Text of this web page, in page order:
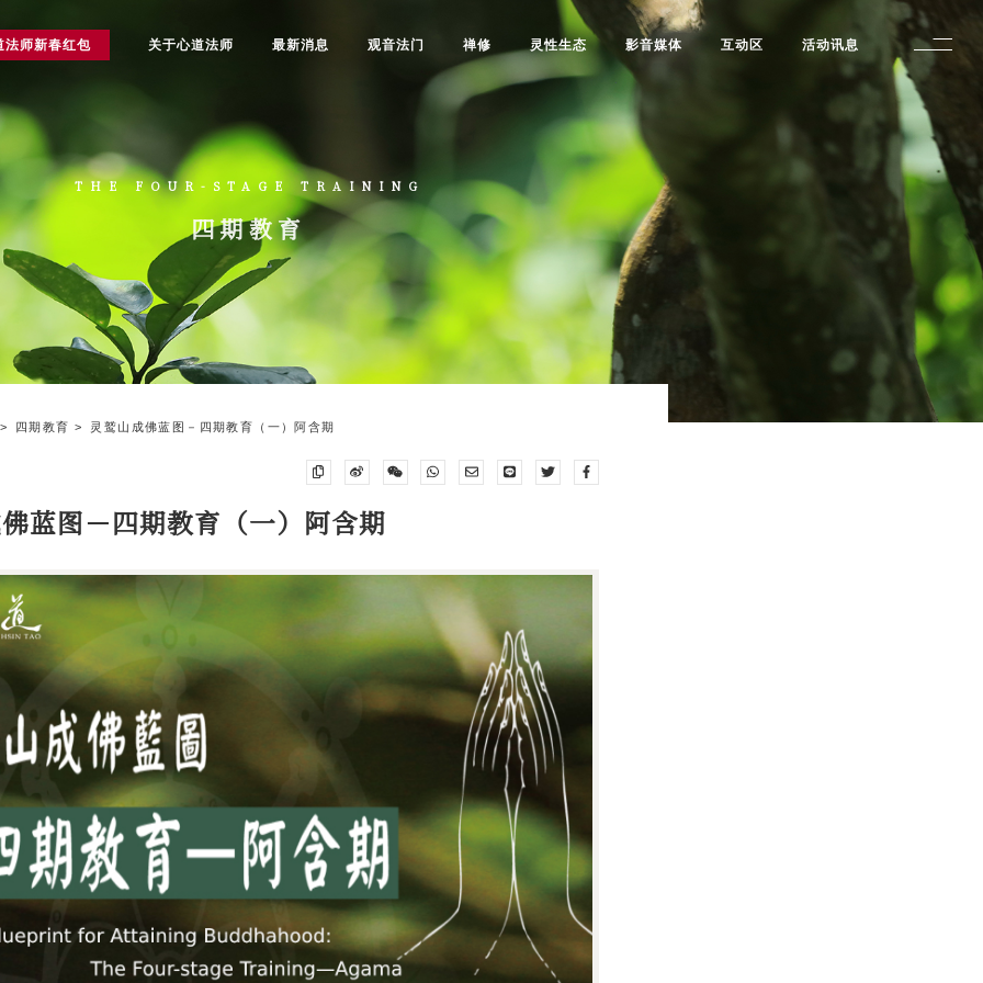
THE FOUR-STAGE TRAINING
四期教育
四期教育 灵鹫山成佛蓝图－四期教育（一）阿含期
蓝图－四期教育（一）阿含期
法师新春红包 关于心道法师 最新消息 观音法门 禅修 灵性生态 影音媒体 互动区 活动讯息